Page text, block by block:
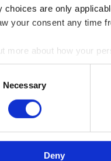
choices are only
your consent any time
more about how your
about your use of
that you’ve
Necessary
Deny
Individ
Betalas årsvis
Prenumerera